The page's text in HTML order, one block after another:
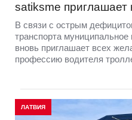
satiksme приглашает
В связи с острым
транспорта
вновь приглашает всех
профессию водителя
ЛАТВИЯ